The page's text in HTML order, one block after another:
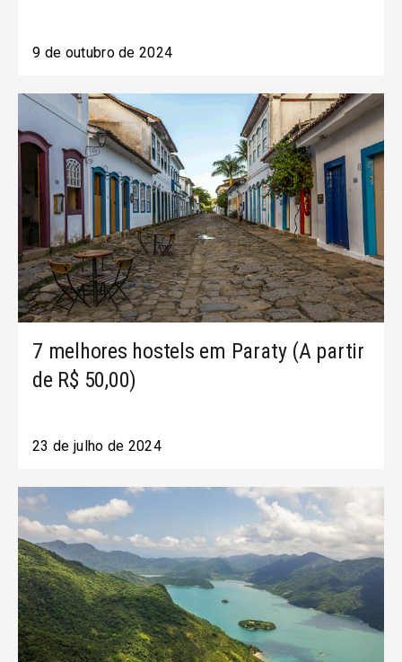
9 de outubro de 2024
7 melhores hostels em Paraty (A partir
de R$ 50,00)
23 de julho de 2024